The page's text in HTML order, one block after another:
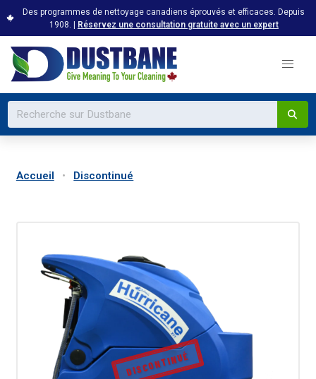
Des programmes de nettoyage canadiens éprouvés et efficaces. Depuis
1908. | Réservez une consultation gratuite avec un expert
Accueil Discontinué
DISCONTINUÉ